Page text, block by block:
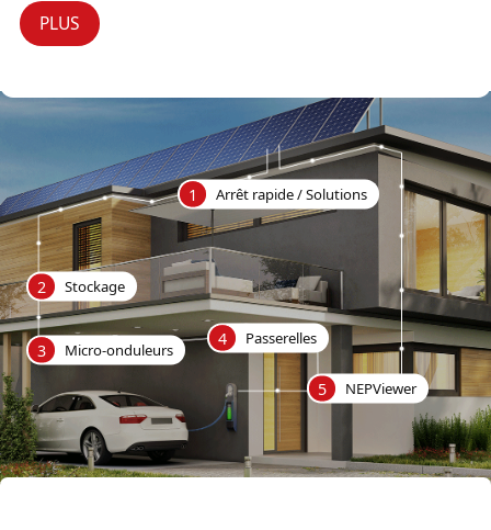
PLUS
1 Arrêt rapide / Solutions
2 Stockage
3 Micro-onduleurs
4 Passerelles
5 NEPViewer